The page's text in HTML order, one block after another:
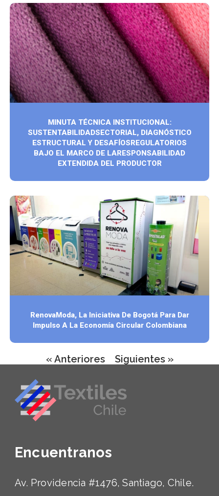
MINUTA TÉCNICA INSTITUCIONAL:
SUSTENTABILIDADSECTORIAL, DIAGNÓSTICO
ESTRUCTURAL Y DESAFÍOSREGULATORIOS
BAJO EL MARCO DE LARESPONSABILIDAD
EXTENDIDA DEL PRODUCTOR
RenovaModa, La Iniciativa De Bogotá Para Dar
Impulso A La Economía Circular Colombiana
« Anteriores Siguientes »
Encuentranos
Av. Providencia #1476, Santiago, Chile.